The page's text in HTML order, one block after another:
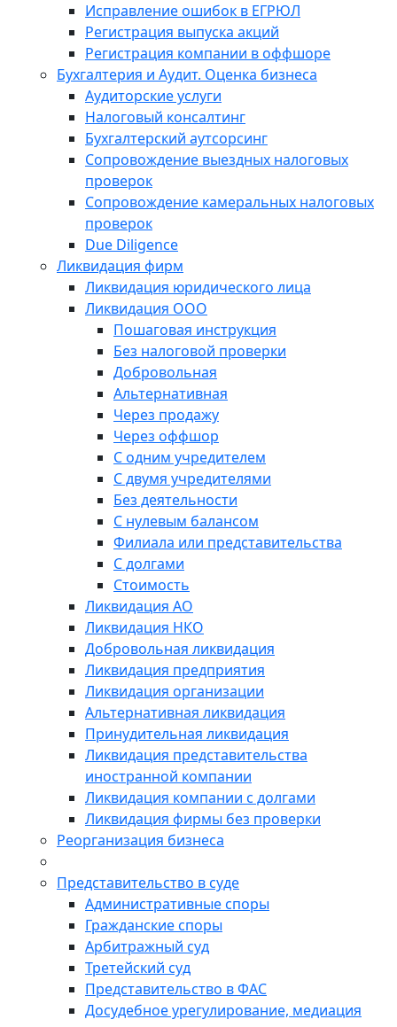
Исправление ошибок в ЕГРЮЛ
Регистрация выпуска акций
Регистрация компании в оффшоре
Бухгалтерия и Аудит. Оценка бизнеса
Аудиторские услуги
Налоговый консалтинг
Бухгалтерский аутсорсинг
Сопровождение выездных налоговых
проверок
Сопровождение камеральных налоговых
проверок
Due Diligence
Ликвидация фирм
Ликвидация юридического лица
Ликвидация ООО
Пошаговая инструкция
Без налоговой проверки
Добровольная
Альтернативная
Через продажу
Через оффшор
С одним учредителем
С двумя учредителями
Без деятельности
С нулевым балансом
Филиала или представительства
С долгами
Стоимость
Ликвидация АО
Ликвидация НКО
Добровольная ликвидация
Ликвидация предприятия
Ликвидация организации
Альтернативная ликвидация
Принудительная ликвидация
Ликвидация представительства
иностранной компании
Ликвидация компании с долгами
Ликвидация фирмы без проверки
Реорганизация бизнеса
Представительство в суде
Административные споры
Гражданские споры
Арбитражный суд
Третейский суд
Представительство в ФАС
Досудебное урегулирование, медиация